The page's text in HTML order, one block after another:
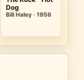
Dog
Bill Haley · 1956